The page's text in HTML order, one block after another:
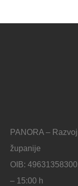
PANORA –
županije
OIB:
– 15:00 h